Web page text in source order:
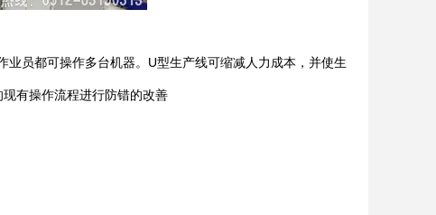
员都可操作多台机器。U型生产线可缩减人力成本，并使生
有操作流程进行防错的改善